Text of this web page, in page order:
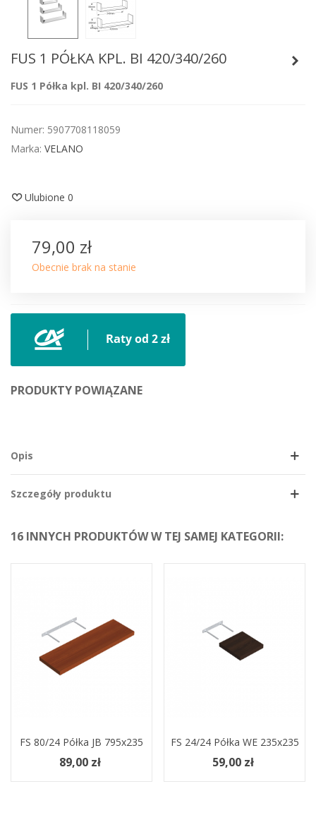
FUS 1 PÓŁKA KPL. BI 420/340/260
FUS 1 Półka kpl. BI 420/340/260
Numer: 5907708118059
Marka: VELANO
Ulubione 0
79,00 zł
Obecnie brak na stanie
PRODUKTY POWIĄZANE
Opis
Szczegóły produktu
16 INNYCH PRODUKTÓW W TEJ SAMEJ KATEGORII:
FS 80/24 Półka JB 795x235
89,00 zł
FS 24/24 Półka WE 235x235
59,00 zł